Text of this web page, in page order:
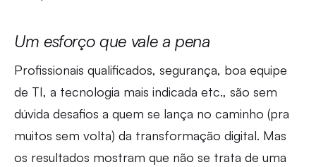
Um esforço que vale a pena
Profissionais qualificados, segurança, boa equipe
de TI, a tecnologia mais indicada etc., são sem
dúvida desafios a quem se lança no caminho (pra
muitos sem volta) da transformação digital. Mas
os resultados mostram que não se trata de uma